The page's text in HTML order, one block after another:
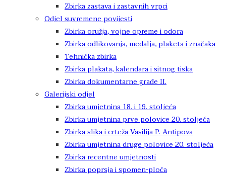
Zbirka zastava i zastavnih vrpci
Odjel suvremene povijesti
Zbirka oružja, vojne opreme i odora
Zbirka odlikovanja, medalja, plaketa i značaka
Tehnička zbirka
Zbirka plakata, kalendara i sitnog tiska
Zbirka dokumentarne građe II.
Galerijski odjel
Zbirka umjetnina 18. i 19. stoljeća
Zbirka umjetnina prve polovice 20. stoljeća
Zbirka slika i crteža Vasilija P. Antipova
Zbirka umjetnina druge polovice 20. stoljeća
Zbirka recentne umjetnosti
Zbirka poprsja i spomen-ploča